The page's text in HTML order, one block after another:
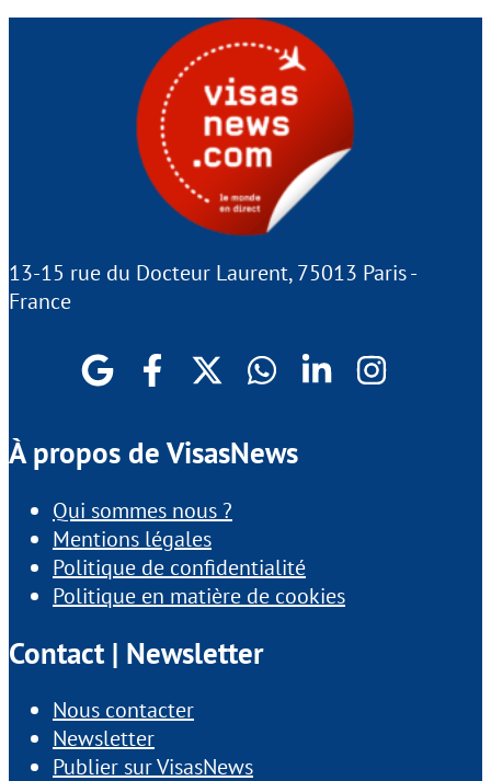
13-15 rue du Docteur Laurent, 75013 Paris -
France
À propos de VisasNews
Qui sommes nous ?
Mentions légales
Politique de confidentialité
Politique en matière de cookies
Contact | Newsletter
Nous contacter
Newsletter
Publier sur VisasNews